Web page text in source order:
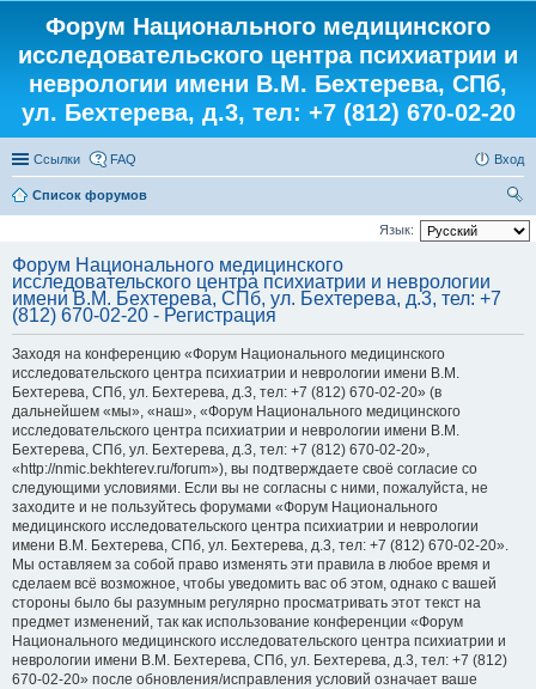
Форум Национального медицинского
исследовательского центра психиатрии и
неврологии имени В.М. Бехтерева, СПб,
ул. Бехтерева, д.3, тел: +7 (812) 670-02-20
Ссылки FAQ Вход
Список форумов
ои
Язык:
Форум Национального медицинского
исследовательского центра психиатрии и неврологии
имени В.М. Бехтерева, СПб, ул. Бехтерева, д.3, тел: +7
(812) 670-02-20 - Регистрация
Заходя на конференцию «Форум Национального медицинского
исследовательского центра психиатрии и неврологии имени В.М.
Бехтерева, СПб, ул. Бехтерева, д.3, тел: +7 (812) 670-02-20» (в
дальнейшем «мы», «наш», «Форум Национального медицинского
исследовательского центра психиатрии и неврологии имени В.М.
Бехтерева, СПб, ул. Бехтерева, д.3, тел: +7 (812) 670-02-20»,
«http://nmic.bekhterev.ru/forum»), вы подтверждаете своё согласие со
следующими условиями. Если вы не согласны с ними, пожалуйста, не
заходите и не пользуйтесь форумами «Форум Национального
медицинского исследовательского центра психиатрии и неврологии
имени В.М. Бехтерева, СПб, ул. Бехтерева, д.3, тел: +7 (812) 670-02-20».
Мы оставляем за собой право изменять эти правила в любое время и
сделаем всё возможное, чтобы уведомить вас об этом, однако с вашей
стороны было бы разумным регулярно просматривать этот текст на
предмет изменений, так как использование конференции «Форум
Национального медицинского исследовательского центра психиатрии и
неврологии имени В.М. Бехтерева, СПб, ул. Бехтерева, д.3, тел: +7 (812)
670-02-20» после обновления/исправления условий означает ваше